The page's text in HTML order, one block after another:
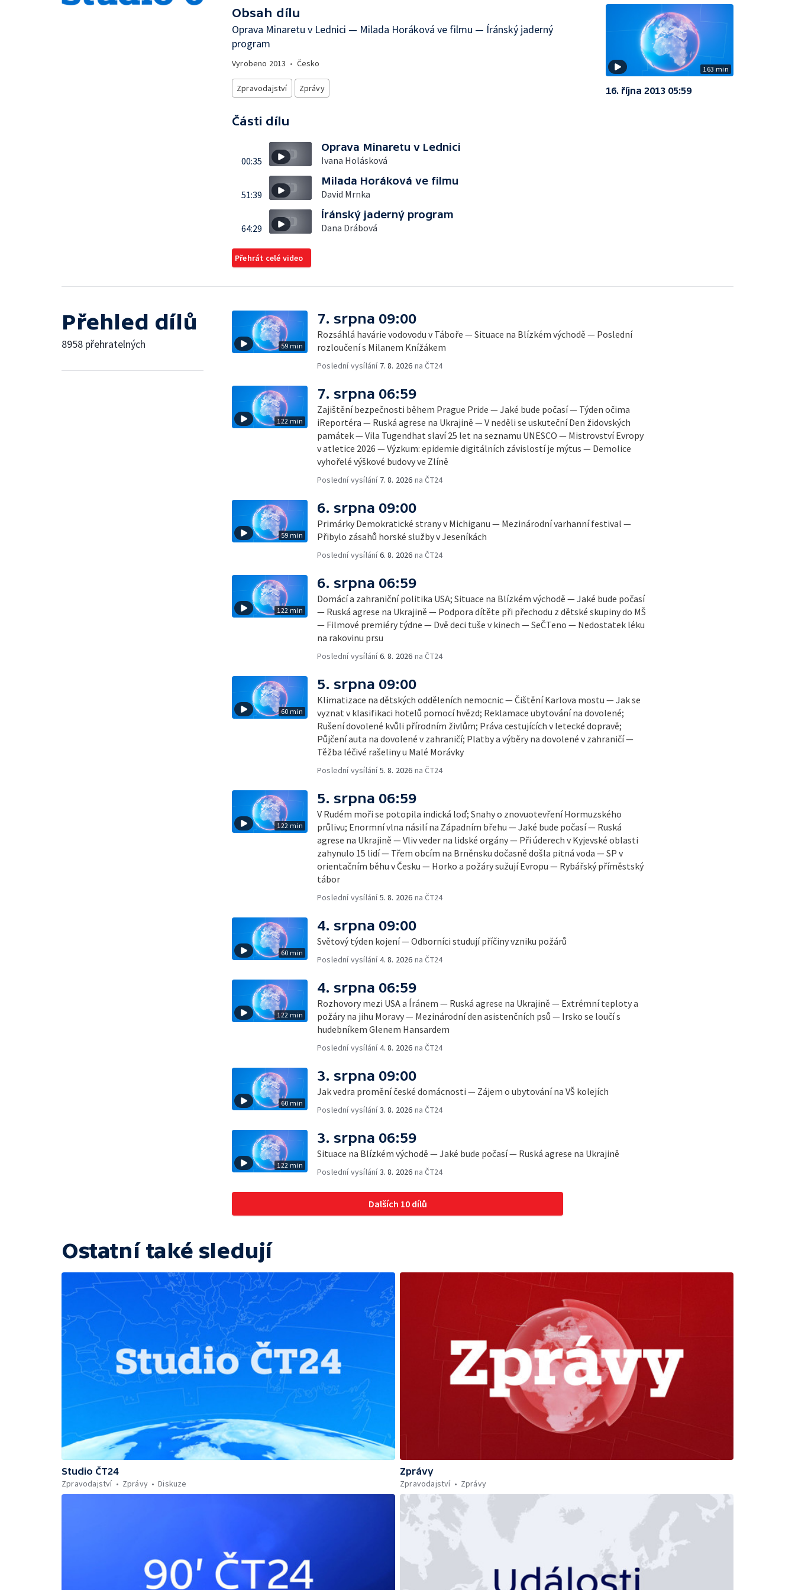
Obsah dílu
Oprava Minaretu v Lednici — Milada Horáková ve filmu — Íránský jaderný
program
Vyrobeno 2013 • Česko
Zpravodajství Zprávy
Části dílu
00:35
Oprava Minaretu v Lednici
Ivana Holásková
51:39
Milada Horáková ve filmu
David Mrnka
64:29
Íránský jaderný program
Dana Drábová
Přehrát celé video
163 min
16. října 2013 05:59
Přehled dílů
8958 přehratelných 59 min
7. srpna 09:00
Rozsáhlá havárie vodovodu v Táboře — Situace na Blízkém východě — Poslední
rozloučení s Milanem Knížákem
Poslední vysílání 7. 8. 2026 na ČT24
122 min
7. srpna 06:59
Zajištění bezpečnosti během Prague Pride — Jaké bude počasí — Týden očima
iReportéra — Ruská agrese na Ukrajině — V neděli se uskuteční Den židovských
památek — Vila Tugendhat slaví 25 let na seznamu UNESCO — Mistrovství Evropy
v atletice 2026 — Výzkum: epidemie digitálních závislostí je mýtus — Demolice
vyhořelé výškové budovy ve Zlíně
Poslední vysílání 7. 8. 2026 na ČT24
59 min
6. srpna 09:00
Primárky Demokratické strany v Michiganu — Mezinárodní varhanní festival —
Přibylo zásahů horské služby v Jeseníkách
Poslední vysílání6. 8. 2026 na ČT24
122 min
6. srpna 06:59
Domácí a zahraniční politika USA; Situace na Blízkém východě — Jaké bude počasí
— Ruská agrese na Ukrajině — Podpora dítěte při přechodu z dětské skupiny do MŠ
— Filmové premiéry týdne — Dvě deci tuše v kinech — SeČTeno — Nedostatek léku
na rakovinu prsu
Poslední vysílání6. 8. 2026 na ČT24
60 min
5. srpna 09:00
Klimatizace na dětských odděleních nemocnic — Čištění Karlova mostu — Jak se
vyznat v klasifikaci hotelů pomocí hvězd; Reklamace ubytování na dovolené;
Rušení dovolené kvůli přírodním živlům; Práva cestujících v letecké dopravě;
Půjčení auta na dovolené v zahraničí; Platby a výběry na dovolené v zahraničí —
Těžba léčivé rašeliny u Malé Morávky
Poslední vysílání5. 8. 2026 na ČT24
122 min
5. srpna 06:59
V Rudém moři se potopila indická loď; Snahy o znovuotevření Hormuzského
průlivu; Enormní vlna násilí na Západním břehu — Jaké bude počasí — Ruská
agrese na Ukrajině — Vliv veder na lidské orgány — Při úderech v Kyjevské oblasti
zahynulo 15 lidí — Třem obcím na Brněnsku dočasně došla pitná voda — SP v
orientačním běhu v Česku — Horko a požáry sužují Evropu — Rybářský příměstský
tábor
Poslední vysílání5. 8. 2026 na ČT24
60 min
4. srpna 09:00
Světový týden kojení — Odborníci studují příčiny vzniku požárů
Poslední vysílání4. 8. 2026 na ČT24
122 min
4. srpna 06:59
Rozhovory mezi USA a Íránem — Ruská agrese na Ukrajině — Extrémní teploty a
požáry na jihu Moravy — Mezinárodní den asistenčních psů — Irsko se loučí s
hudebníkem Glenem Hansardem
Poslední vysílání4. 8. 2026 na ČT24
60 min
3. srpna 09:00
Jak vedra promění české domácnosti — Zájem o ubytování na VŠ kolejích
Poslední vysílání3. 8. 2026 na ČT24
122 min
3. srpna 06:59
Situace na Blízkém východě — Jaké bude počasí — Ruská agrese na Ukrajině
Poslední vysílání3. 8. 2026 na ČT24
Dalších 10 dílů
Ostatní také sledují
Studio ČT24
Zpravodajství
Zprávy Diskuze
Zprávy
Zpravodajství
Zprávy